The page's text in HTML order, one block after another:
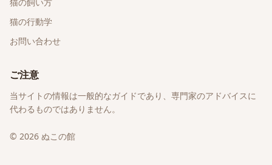
猫の行動学
お問い合わせ
ご注意
当サイトの情報は一般的なガイドであり、専門家のアドバイスに
代わるものではありません。
© 2026 ぬこの館